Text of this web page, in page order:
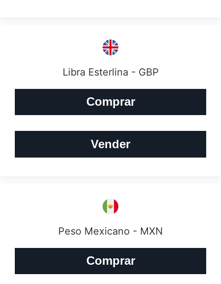
Libra Esterlina - GBP
Comprar
Vender
Peso Mexicano - MXN
Comprar